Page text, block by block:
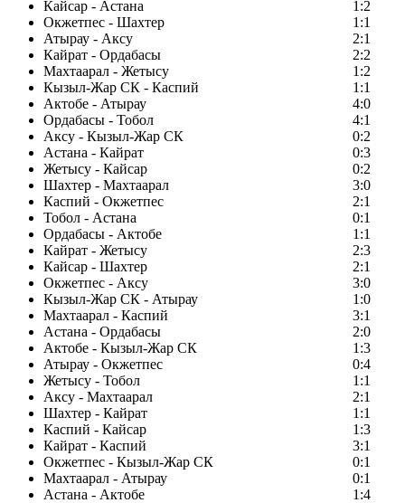
Кайсар - Астана
1:2
Окжетпес - Шахтер
1:1
Атырау - Аксу
2:1
Кайрат - Ордабасы
2:2
Махтаарал - Жетысу
1:2
Кызыл-Жар СК - Каспий
1:1
Актобе - Атырау
4:0
Ордабасы - Тобол
4:1
Аксу - Кызыл-Жар СК
0:2
Астана - Кайрат
0:3
Жетысу - Кайсар
0:2
Шахтер - Махтаарал
3:0
Каспий - Окжетпес
2:1
Тобол - Астана
0:1
Ордабасы - Актобе
1:1
Кайрат - Жетысу
2:3
Кайсар - Шахтер
2:1
Окжетпес - Аксу
3:0
Кызыл-Жар СК - Атырау
1:0
Махтаарал - Каспий
3:1
Астана - Ордабасы
2:0
Актобе - Кызыл-Жар СК
1:3
Атырау - Окжетпес
0:4
Жетысу - Тобол
1:1
Аксу - Махтаарал
2:1
Шахтер - Кайрат
1:1
Каспий - Кайсар
1:3
Кайрат - Каспий
3:1
Окжетпес - Кызыл-Жар СК
0:1
Махтаарал - Атырау
0:1
Астана - Актобе
1:4